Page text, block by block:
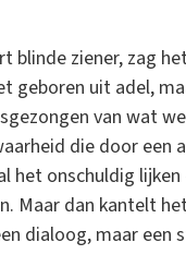
blinde ziener, zag
geboren uit adel,
van wat
die door een
het onschuldig
Maar dan kantelt
dialoog, maar